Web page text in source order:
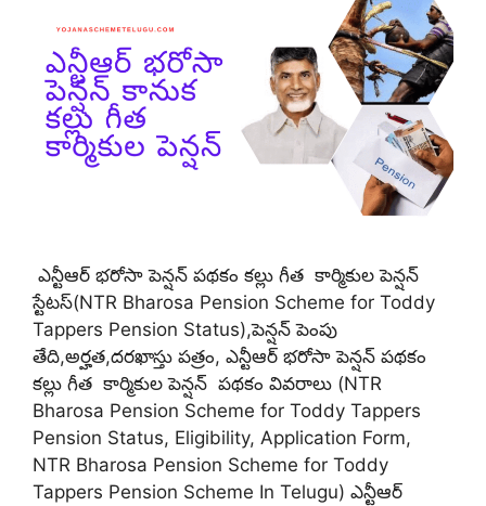
ఎన్టీఆర్ భరోసా పెన్షన్ పథకం కల్లు గీత కార్మికుల పెన్షన్
స్టేటస్(NTR Bharosa Pension Scheme for Toddy
Tappers Pension Status),పెన్షన్ పెంపు
తేది,అర్హత,దరఖాస్తు పత్రం, ఎన్టీఆర్ భరోసా పెన్షన్ పథకం
కల్లు గీత కార్మికుల పెన్షన్ పథకం వివరాలు (NTR
Bharosa Pension Scheme for Toddy Tappers
Pension Status, Eligibility, Application Form,
NTR Bharosa Pension Scheme for Toddy
Tappers Pension Scheme In Telugu) ఎన్టీఆర్